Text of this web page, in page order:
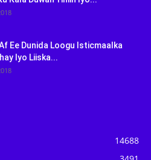
Ee Dunida Loogu Isticmaalka
Iyo Liiska...
14688